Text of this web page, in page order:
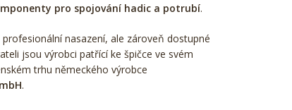
pro spojování hadic a potrubí.
nasazení, ale zároveň dostupné
jsou výrobci patřící ke špičce ve svém
trhu německého výrobce
.